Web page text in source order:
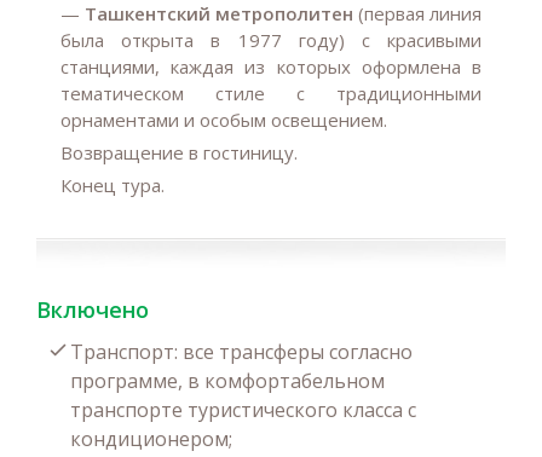
— Ташкентский метрополитен (первая линия
была открыта в 1977 году) с красивыми
станциями, каждая из которых оформлена в
тематическом стиле с традиционными
орнаментами и особым освещением.
Возвращение в гостиницу.
Конец тура.
Включено
Транспорт: все трансферы согласно
программе, в комфортабельном
транспорте туристического класса с
кондиционером;